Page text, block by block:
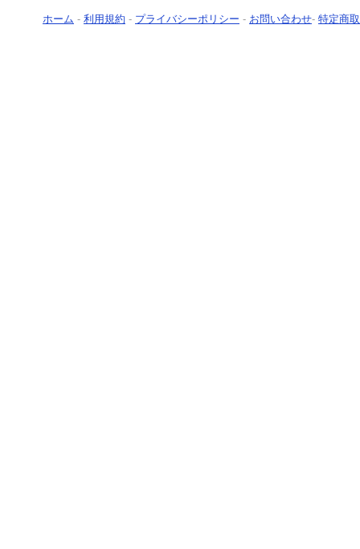
ホーム - 利用規約 - プライバシーポリシー - お問い合わせ- 特定商